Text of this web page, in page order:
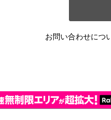
お問い合わせにつ